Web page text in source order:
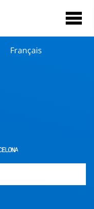
Français